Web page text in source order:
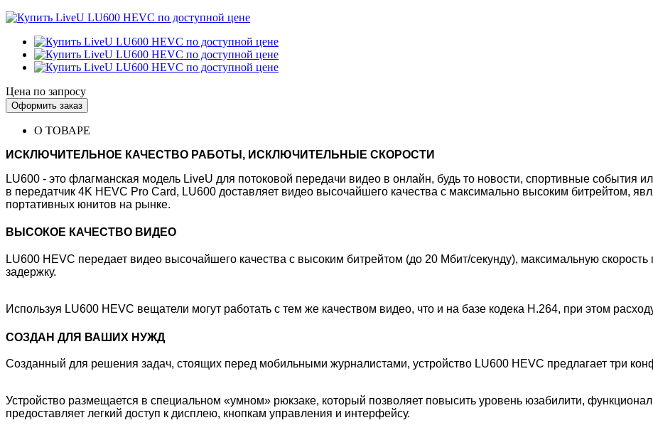
Цена по запросу
Оформить заказ
О ТОВАРЕ
ИСКЛЮЧИТЕЛЬНОЕ КАЧЕСТВО РАБОТЫ, ИСКЛЮЧИТЕЛЬНЫЕ СКОРОСТИ
LU600 - это флагманская модель LiveU для потоковой передачи видео в онлайн, будь то новости, спортивные события
в передатчик 4K HEVC Pro Card, LU600 доставляет видео высочайшего качества с максимально высоким битрейтом,
портативных юнитов на рынке.
ВЫСОКОЕ КАЧЕСТВО ВИДЕО
LU600 HEVC передает видео высочайшего качества с высоким битрейтом (до 20 Мбит/секунду), максимальную
задержку.
Используя LU600 HEVC вещатели могут работать с тем же качеством видео, что и на базе кодека H.264, при этом
СОЗДАН ДЛЯ ВАШИХ НУЖД
Созданный для решения задач, стоящих перед мобильными журналистами, устройство LU600 HEVC предлагает три
Устройство размещается в специальном «умном» рюкзаке, который позволяет повысить уровень юзабилити,
предоставляет легкий доступ к дисплею, кнопкам управления и интерфейсу.